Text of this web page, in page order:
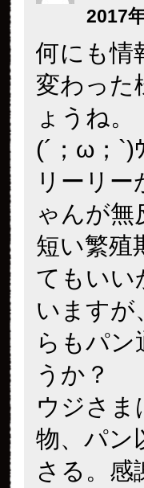
2017
何にも情
変わった
ょうね。
(´；ω；`)
リーリ
ゃんが無
短い繁殖
てもいい
いますが
らもパ
うか？
ウジさま
物、パン
さる。感